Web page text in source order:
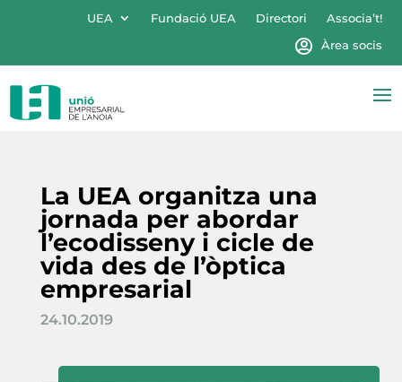
UEA Fundació UEA Directori
Associa’t!
Àrea socis
La UEA organitza una
jornada per abordar
l’ecodisseny i cicle de
vida des de l’òptica
empresarial
24.10.2019